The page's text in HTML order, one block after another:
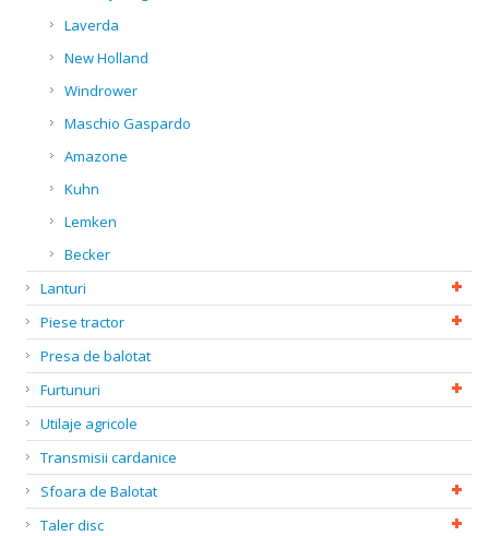
Laverda
New Holland
Windrower
Maschio Gaspardo
Amazone
Kuhn
Lemken
Becker
Lanturi
Piese tractor
Presa de balotat
Furtunuri
Utilaje agricole
Transmisii cardanice
Sfoara de Balotat
Taler disc